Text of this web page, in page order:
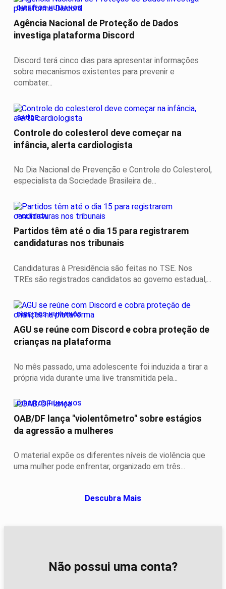
DIREITOS HUMANOS
Agência Nacional de Proteção de Dados
investiga plataforma Discord
Discord terá cinco dias para apresentar informações
sobre mecanismos existentes para prevenir e
combater...
SAÚDE
Controle do colesterol deve começar na
infância, alerta cardiologista
No Dia Nacional de Prevenção e Controle do Colesterol,
especialista da Sociedade Brasileira de...
POLÍTICA
Partidos têm até o dia 15 para registrarem
candidaturas nos tribunais
Candidaturas à Presidência são feitas no TSE. Nos
TREs são registrados candidatos ao governo estadual,...
DIREITOS HUMANOS
AGU se reúne com Discord e cobra proteção de
crianças na plataforma
No mês passado, uma adolescente foi induzida a tirar a
própria vida durante uma live transmitida pela...
DIREITOS HUMANOS
OAB/DF lança "violentômetro" sobre estágios
da agressão a mulheres
O material expõe os diferentes níveis de violência que
uma mulher pode enfrentar, organizado em três...
Descubra Mais
Não possui uma conta?